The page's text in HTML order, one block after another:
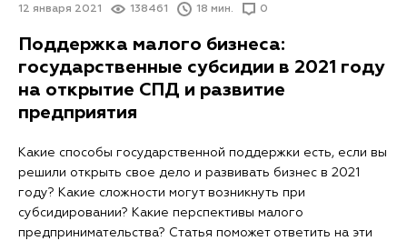
12 января 2021 138461 18 мин. 0
Поддержка малого бизнеса:
государственные субсидии в 2021 году
на открытие СПД и развитие
предприятия
Какие способы государственной поддержки есть, если вы
решили открыть свое дело и развивать бизнес в 2021
году? Какие сложности могут возникнуть при
субсидировании? Какие перспективы малого
предпринимательства? Статья поможет ответить на эти